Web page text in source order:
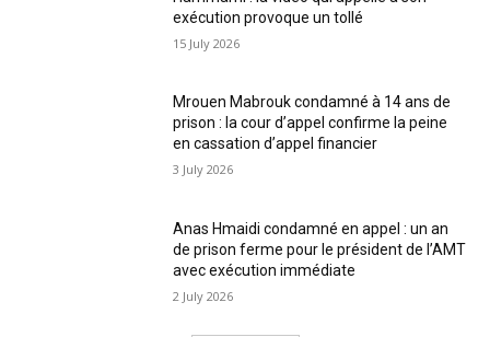
exécution provoque un tollé
15 July 2026
Mrouen Mabrouk condamné à 14 ans de
prison : la cour d’appel confirme la peine
en cassation d’appel financier
3 July 2026
Anas Hmaidi condamné en appel : un an
de prison ferme pour le président de l’AMT
avec exécution immédiate
2 July 2026